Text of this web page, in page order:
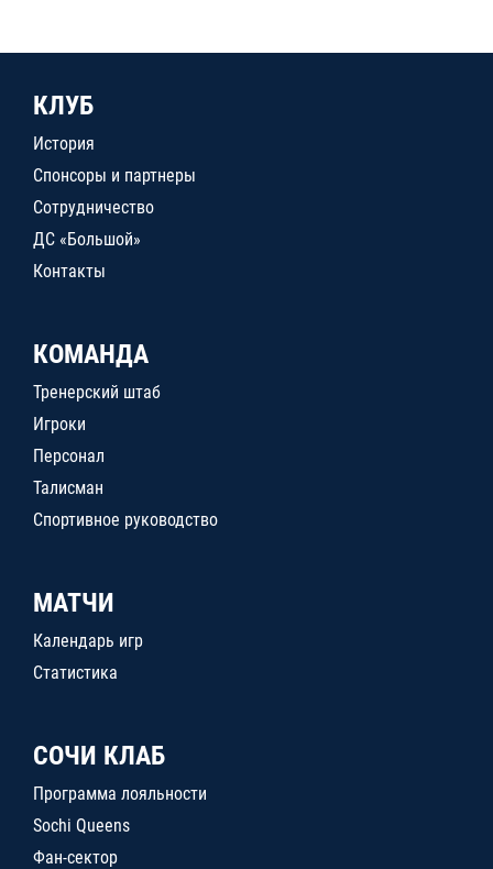
КЛУБ
История
Спонсоры и партнеры
Сотрудничество
ДС «Большой»
Контакты
КОМАНДА
Тренерский штаб
Игроки
Персонал
Талисман
Спортивное руководство
МАТЧИ
Календарь игр
Статистика
СОЧИ КЛАБ
Программа лояльности
Sochi Queens
Фан-сектор